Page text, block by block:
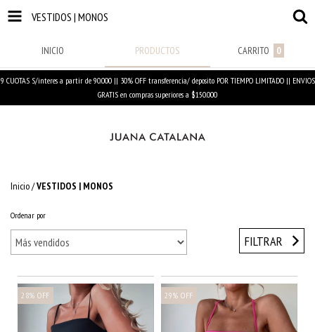
VESTIDOS | MONOS
INICIO PRODUCTOS CARRITO 0
9 CUOTAS S/interes a partir de 90.000 || 30% OFF transferencia/ deposito POR TIEMPO LIMITADO || ENVIOS
GRATIS en compras superiores a $150.000
Inicio/VESTIDOS | MONOS
Ordenar por
FILTRAR
28% OFF 29% OFF